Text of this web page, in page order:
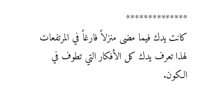
**************
كانت يدك فيما مضى منزلاً فارغاً في المرتفعات
لهذا تعرف يدك كل الأفكار التي تطوف في
الكون.